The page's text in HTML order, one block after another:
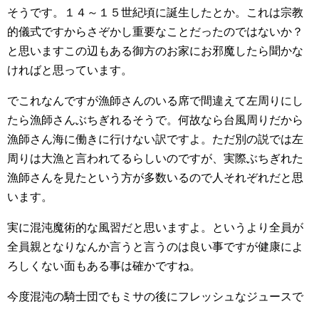
そうです。１４～１５世紀頃に誕生したとか。これは宗教
的儀式ですからさぞかし重要なことだったのではないか？
と思いますこの辺もある御方のお家にお邪魔したら聞かな
ければと思っています。
でこれなんですが漁師さんのいる席で間違えて左周りにし
たら漁師さんぶちぎれるそうで。何故なら台風周りだから
漁師さん海に働きに行けない訳ですよ。ただ別の説では左
周りは大漁と言われてるらしいのですが、実際ぶちぎれた
漁師さんを見たという方が多数いるので人それぞれだと思
います。
実に混沌魔術的な風習だと思いますよ。というより全員が
全員親となりなんか言うと言うのは良い事ですが健康によ
ろしくない面もある事は確かですね。
今度混沌の騎士団でもミサの後にフレッシュなジュースで